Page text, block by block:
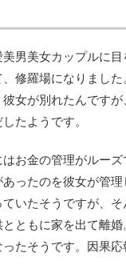
男美女カップルに
修羅場になりまし
女が別れたんですが
たようです。
お金の管理がルー
ったのを彼女が管
いたそうですが、
ともに家を出て離
たそうです。因果